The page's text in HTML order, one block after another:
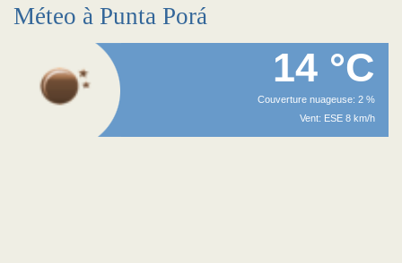
Méteo à Punta Porá
14 °C
Couverture nuageuse: 2 %
Vent: ESE 8 km/h